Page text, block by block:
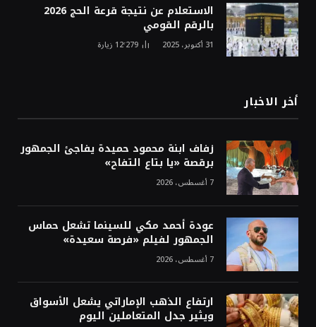
الاستعلام عن نتيجة قرعة الحج 2026
بالرقم القومي
31 أكتوبر، 2025 12٬279 زيارة
أخر الاخبار
زفاف ابنة محمود حميدة يفاجئ الجمهور
برقصة «يا بتاع التفاح»
7 أغسطس، 2026
عودة أحمد مكي للسينما تشعل حماس
الجمهور لفيلم «فرصة سعيدة»
7 أغسطس، 2026
ارتفاع الذهب الإماراتي يشعل الأسواق
ويثير جدل المتعاملين اليوم